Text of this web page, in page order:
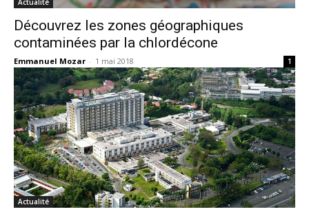
Actualité
Découvrez les zones géographiques
contaminées par la chlordécone
Emmanuel Mozar - 1 mai 2018 1
Actualité